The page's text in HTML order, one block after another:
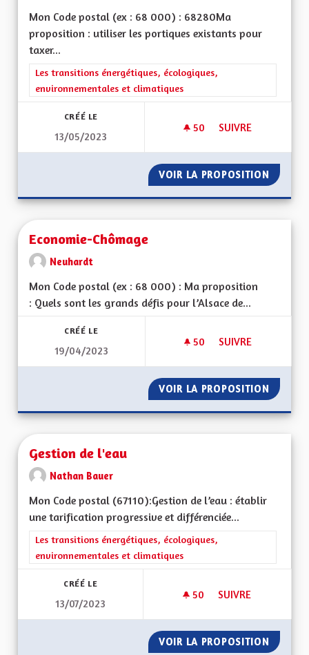
Mon Code postal (ex : 68 000) : 68280Ma
proposition : utiliser les portiques existants pour
taxer...
Filtrer les résultats de la catégorie : Les transitions
Les transitions énergétiques, écologiques,
environnementales et climatiques
CRÉÉ LE
13/05/2023
50 50 ABONNÉS
SUIVRE
VOIR LA PROPOSITION FAIRE
Economie-Chômage
Neuhardt
Mon Code postal (ex : 68 000) : Ma proposition
: Quels sont les grands défis pour l’Alsace de...
CRÉÉ LE
19/04/2023
50 50 ABONNÉS
SUIVRE
VOIR LA PROPOSITION
Gestion de l'eau
Nathan Bauer
Mon Code postal (67110):Gestion de l’eau : établir
une tarification progressive et différenciée...
Filtrer les résultats de la catégorie : Les transitions
Les transitions énergétiques, écologiques,
environnementales et climatiques
CRÉÉ LE
13/07/2023
50 50 ABONNÉS
SUIVRE
VOIR LA PROPOSITION